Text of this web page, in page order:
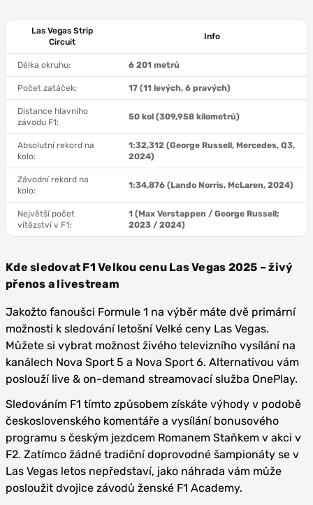
Las Vegas Strip
Circuit
Info
Délka okruhu: 6 201 metrů
Počet zatáček: 17 (11 levých, 6 pravých)
Distance hlavního
závodu F1:
50 kol (309,958 kilometrů)
Absolutní rekord na
kolo:
1:32,312 (George Russell, Mercedes, Q3,
2024)
Závodní rekord na
kolo:
1:34,876 (Lando Norris, McLaren, 2024)
Největší počet
vítězství v F1:
1 (Max Verstappen / George Russell;
2023 / 2024)
Kde sledovat F1 Velkou cenu Las Vegas 2025 – živý
přenos a livestream
Jakožto fanoušci Formule 1 na výběr máte dvě primární
možnosti k sledování letošní Velké ceny Las Vegas.
Můžete si vybrat možnost živého televizního vysílání na
kanálech Nova Sport 5 a Nova Sport 6. Alternativou vám
poslouží live & on-demand streamovací služba OnePlay.
Sledováním F1 tímto způsobem získáte výhody v podobě
československého komentáře a vysílání bonusového
programu s českým jezdcem Romanem Staňkem v akci v
F2. Zatímco žádné tradiční doprovodné šampionáty se v
Las Vegas letos nepředstaví, jako náhrada vám může
posloužit dvojice závodů ženské F1 Academy.